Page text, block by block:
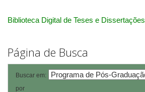
Biblioteca Digital de Teses e Dissertações
Página de Busca
Buscar em:
por